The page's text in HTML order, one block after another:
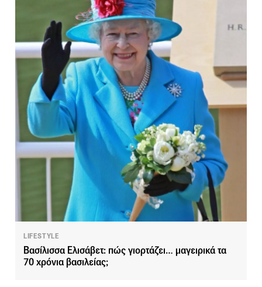
LIFESTYLE
Βασίλισσα Ελισάβετ: πώς γιορτάζει… μαγειρικά τα
70 χρόνια βασιλείας;